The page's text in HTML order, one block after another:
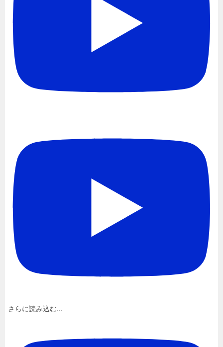
さらに読み込む...